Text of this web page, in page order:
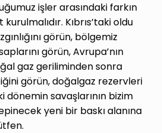
işler arasındaki farkın
Kıbrıs’taki oldu
görün, bölgemiz
görün, Avrupa’nın
gaz geriliminden sonra
görün, doğalgaz rezervleri
dönemin savaşlarının bizim
yeni bir baskı alanına